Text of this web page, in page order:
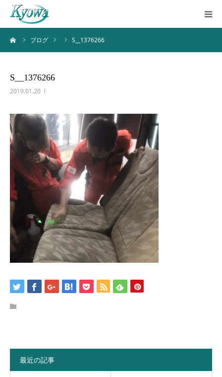
ブログ S__1376266
S__1376266
2019.01.20
最近の記事
ホーム
ブログ
お問い合わせ
バーチャルツアー
Instagram